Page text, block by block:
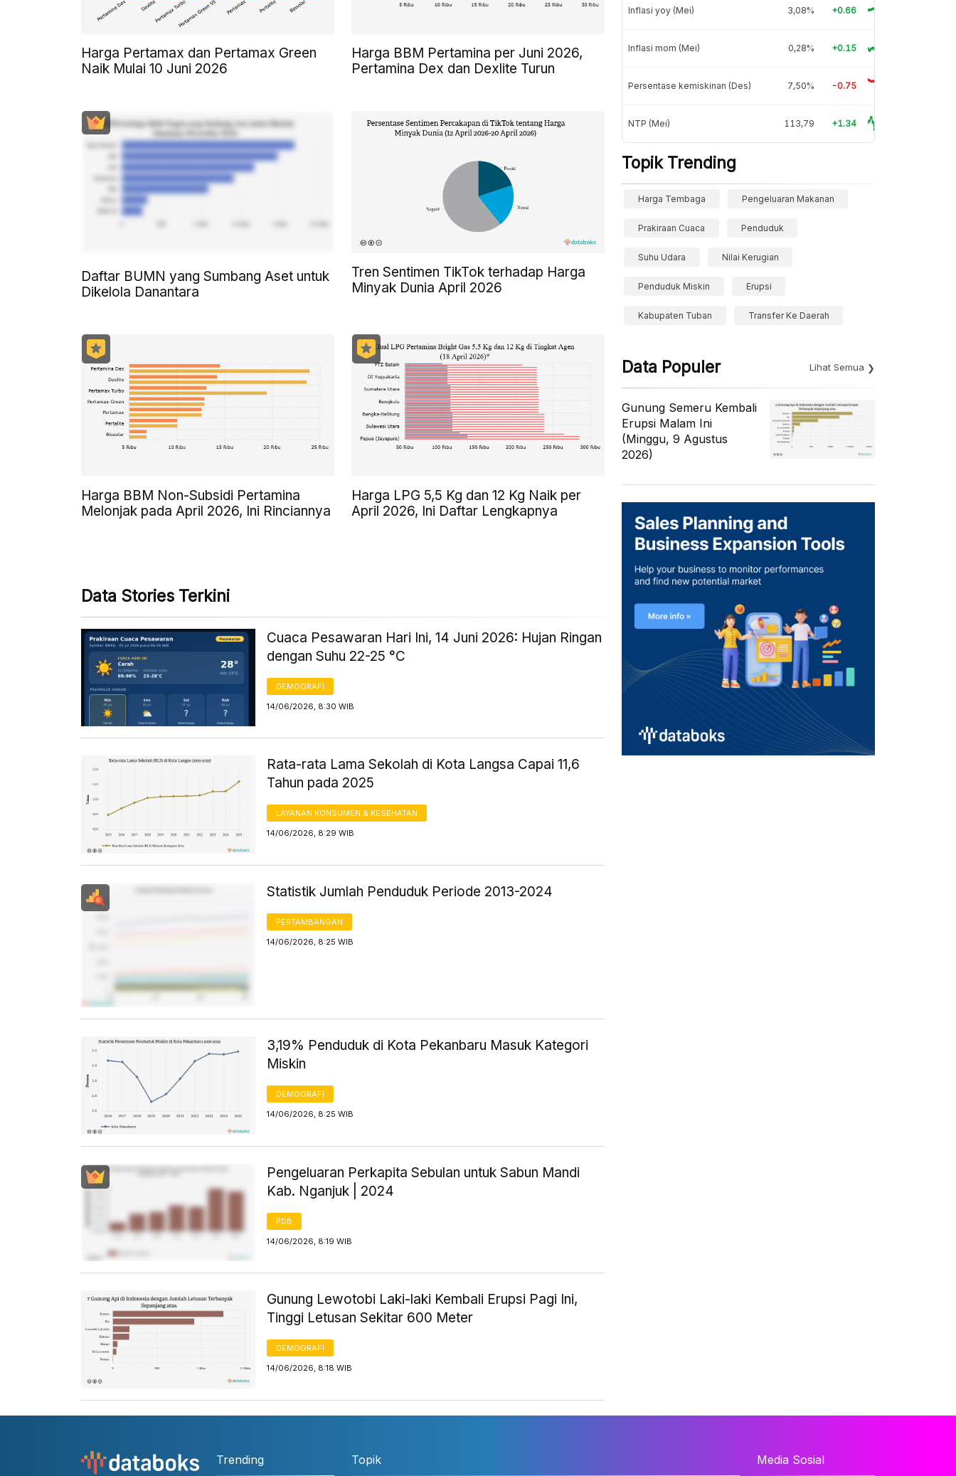
Harga Pertamax dan Pertamax Green
Naik Mulai 10 Juni 2026
Harga BBM Pertamina per Juni 2026,
Pertamina Dex dan Dexlite Turun
Daftar BUMN yang Sumbang Aset untuk
Dikelola Danantara
Tren Sentimen TikTok terhadap Harga
Minyak Dunia April 2026
Harga BBM Non-Subsidi Pertamina
Melonjak pada April 2026, Ini Rinciannya
Harga LPG 5,5 Kg dan 12 Kg Naik per
April 2026, Ini Daftar Lengkapnya
Data Stories Terkini
Cuaca Pesawaran Hari Ini, 14 Juni 2026: Hujan Ringan
dengan Suhu 22-25 °C
DEMOGRAFI
14/06/2026, 8:30 WIB
Rata-rata Lama Sekolah di Kota Langsa Capai 11,6
Tahun pada 2025
LAYANAN KONSUMEN & KESEHATAN
14/06/2026, 8:29 WIB
Statistik Jumlah Penduduk Periode 2013-2024
PERTAMBANGAN
14/06/2026, 8:25 WIB
3,19% Penduduk di Kota Pekanbaru Masuk Kategori
Miskin
DEMOGRAFI
14/06/2026, 8:25 WIB
Pengeluaran Perkapita Sebulan untuk Sabun Mandi
Kab. Nganjuk | 2024
PDB
14/06/2026, 8:19 WIB
Gunung Lewotobi Laki-laki Kembali Erupsi Pagi Ini,
Tinggi Letusan Sekitar 600 Meter
DEMOGRAFI
14/06/2026, 8:18 WIB
Inflasi yoy (Mei) 3,08% +0.66
Inflasi mom (Mei) 0,28% +0.15
Persentase kemiskinan (Des) 7,50% -0.75
NTP (Mei) 113,79 +1.34
Topik Trending
Harga Tembaga Pengeluaran Makanan
Prakiraan Cuaca Penduduk
Suhu Udara Nilai Kerugian
Penduduk Miskin Erupsi
Kabupaten Tuban Transfer Ke Daerah
Data Populer Lihat Semua
Gunung Semeru Kembali
Erupsi Malam Ini
(Minggu, 9 Agustus
2026)
Trending Topik Media Sosial